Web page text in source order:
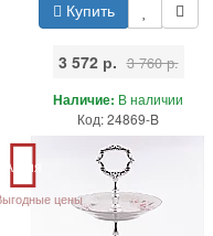
Купить
3 572 р. 3 760 р.
Наличие: В наличии
Код: 24869-B
Акция
цены